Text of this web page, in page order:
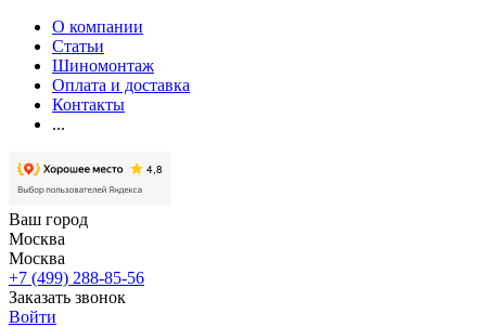
О компании
Статьи
Шиномонтаж
Оплата и доставка
Контакты
...
Ваш город
Москва
Москва
+7 (499) 288-85-56
Заказать звонок
Войти